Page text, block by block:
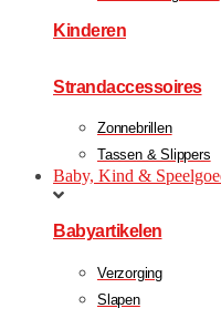
Kinderen
Strandaccessoires
Zonnebrillen
Tassen & Slippers
Baby, Kind &
Babyartikelen
Verzorging
Slapen